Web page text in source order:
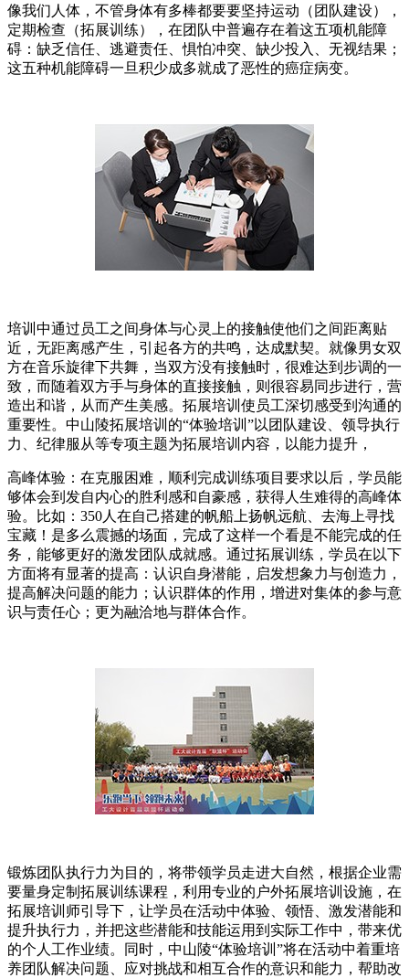
像我们人体，不管身体有多棒都要要坚持运动（团队建设），
定期检查（拓展训练），在团队中普遍存在着这五项机能障
碍：缺乏信任、逃避责任、惧怕冲突、缺少投入、无视结果；
这五种机能障碍一旦积少成多就成了恶性的癌症病变。
培训中通过员工之间身体与心灵上的接触使他们之间距离贴
近，无距离感产生，引起各方的共鸣，达成默契。就像男女双
方在音乐旋律下共舞，当双方没有接触时，很难达到步调的一
致，而随着双方手与身体的直接接触，则很容易同步进行，营
造出和谐，从而产生美感。拓展培训使员工深切感受到沟通的
重要性。中山陵拓展培训的“体验培训”以团队建设、领导执行
力、纪律服从等专项主题为拓展培训内容，以能力提升，
高峰体验：在克服困难，顺利完成训练项目要求以后，学员能
够体会到发自内心的胜利感和自豪感，获得人生难得的高峰体
验。比如：350人在自己搭建的帆船上扬帆远航、去海上寻找
宝藏！是多么震撼的场面，完成了这样一个看是不能完成的任
务，能够更好的激发团队成就感。通过拓展训练，学员在以下
方面将有显著的提高：认识自身潜能，启发想象力与创造力，
提高解决问题的能力；认识群体的作用，增进对集体的参与意
识与责任心；更为融洽地与群体合作。
锻炼团队执行力为目的，将带领学员走进大自然，根据企业需
要量身定制拓展训练课程，利用专业的户外拓展培训设施，在
拓展培训师引导下，让学员在活动中体验、领悟、激发潜能和
提升执行力，并把这些潜能和技能运用到实际工作中，带来优
的个人工作业绩。同时，中山陵“体验培训”将在活动中着重培
养团队解决问题、应对挑战和相互合作的意识和能力，帮助改